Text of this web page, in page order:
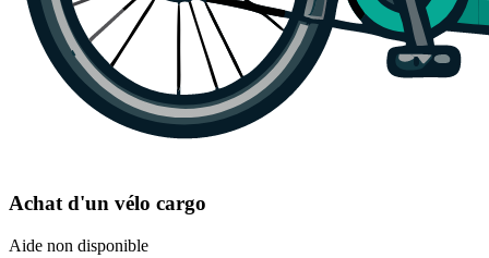
Achat d'un vélo cargo
Aide non disponible